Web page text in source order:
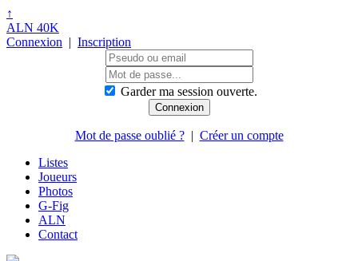
↑
ALN 40K
Connexion | Inscription
Garder ma session ouverte.
Mot de passe oublié ?| Créer un compte
Listes
Joueurs
Photos
G-Fig
ALN
Contact